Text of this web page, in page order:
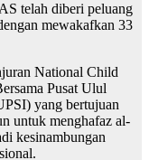
telah diberi peluang
mewakafkan 33
National Child
Pusat Ulul
yang bertujuan
untuk menghafaz al-
kesinambungan